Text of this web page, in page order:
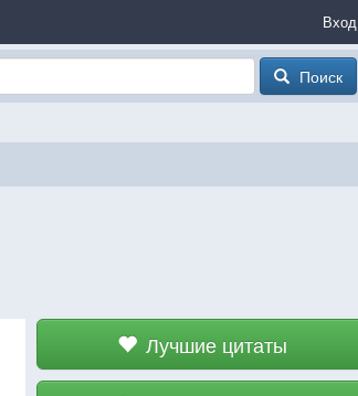
Вход
Поиск
Лучшие цитаты